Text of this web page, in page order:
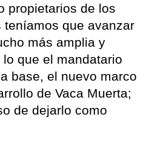
propietarios de los
teníamos que avanzar
más amplia y
lo que el mandatario
base, el nuevo marco
de Vaca Muerta;
de dejarlo como